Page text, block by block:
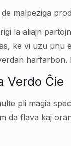
malpeziga
la aliajn
ke vi uzu unu
Verdo Ĉie
pli magia
da flava kaj